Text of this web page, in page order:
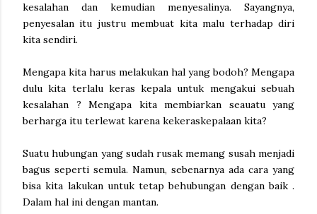
kesalahan dan kemudian menyesalinya. Sayangnya,
penyesalan itu justru membuat kita malu terhadap diri
kita sendiri.
Mengapa kita harus melakukan hal yang bodoh? Mengapa
dulu kita terlalu keras kepala untuk mengakui sebuah
kesalahan ? Mengapa kita membiarkan seauatu yang
berharga itu terlewat karena kekeraskepalaan kita?
Suatu hubungan yang sudah rusak memang susah menjadi
bagus seperti semula. Namun, sebenarnya ada cara yang
bisa kita lakukan untuk tetap behubungan dengan baik .
Dalam hal ini dengan mantan.